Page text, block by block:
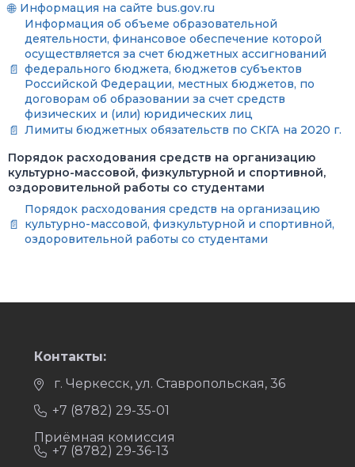
Информация на сайте bus.gov.ru
Информация об объеме образовательной
деятельности, финансовое обеспечение которой
осуществляется за счет бюджетных ассигнований
федерального бюджета, бюджетов субъектов
Российской Федерации, местных бюджетов, по
договорам об образовании за счет средств
физических и (или) юридических лиц
Лимиты бюджетных обязательств по СКГА на 2020 г.
Порядок расходования средств на организацию
культурно-массовой, физкультурной и спортивной,
оздоровительной работы со студентами
Порядок расходования средств на организацию
культурно-массовой, физкультурной и спортивной,
оздоровительной работы со студентами
Контакты:
г. Черкесск, ул. Ставропольская, 36
+7 (8782) 29-35-01
Приёмная комиссия
+7 (8782) 29-36-13